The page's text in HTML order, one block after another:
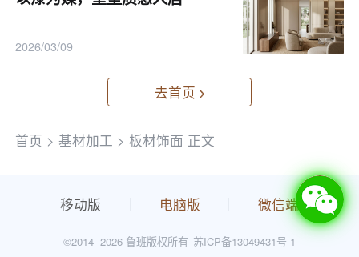
2026/03/09
去首页
首页 >基材加工 >板材饰面 正文
移动版 电脑版 微信端
©2014-2026 鲁班版权所有 苏ICP备13049431号-1